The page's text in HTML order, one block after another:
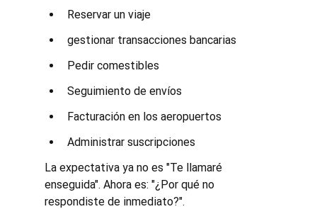
Reservar un viaje
gestionar transacciones bancarias
Pedir comestibles
Seguimiento de envíos
Facturación en los aeropuertos
Administrar suscripciones
La expectativa ya no es "Te llamaré
enseguida". Ahora es: "¿Por qué no
respondiste de inmediato?".